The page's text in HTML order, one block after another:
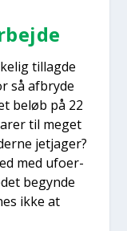
til­lag­de
så afbry­de
beløb på 22
til meget
jetj­a­ger?
med ufo­er­
begyn­de
ikke at